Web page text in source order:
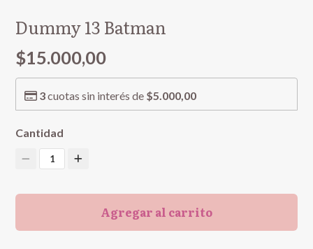
Dummy 13 Batman
$15.000,00
3cuotas sin interés de $5.000,00
Cantidad
1
Agregar al carrito